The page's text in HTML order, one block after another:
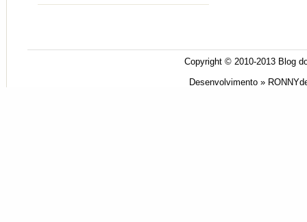
Copyright © 2010-2013 Blog
Desenvolvimento »